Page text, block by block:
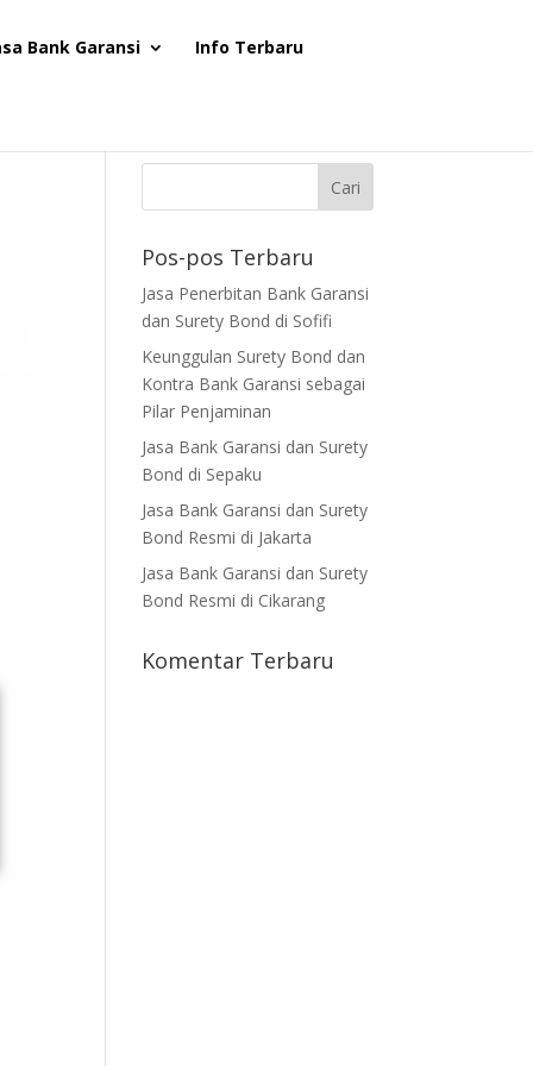
Bank Garansi Info Terbaru
Pos-pos Terbaru
Jasa Penerbitan Bank Garansi
dan Surety Bond di Sofifi
Keunggulan Surety Bond dan
Kontra Bank Garansi sebagai
Pilar Penjaminan
Jasa Bank Garansi dan Surety
Bond di Sepaku
Jasa Bank Garansi dan Surety
Bond Resmi di Jakarta
Jasa Bank Garansi dan Surety
Bond Resmi di Cikarang
Komentar Terbaru